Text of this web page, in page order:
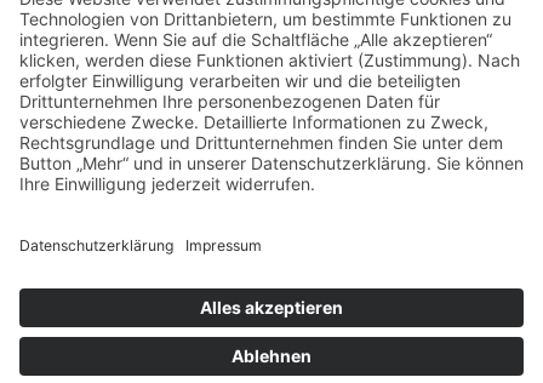
Lichtreflexe im Minto
Lichtreflexe im Minto, Gladbach
Foto: basthartart (via Instagram)